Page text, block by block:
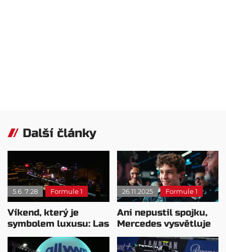
Další články
5.6. 7:28 Formule 1
Víkend, který je
symbolem luxusu: Las
Vegas prodloužilo
smlouvu
26.11.2025 Formule 1
Ani nepustil spojku,
Mercedes vysvětluje
smolný Antonelliho
trest